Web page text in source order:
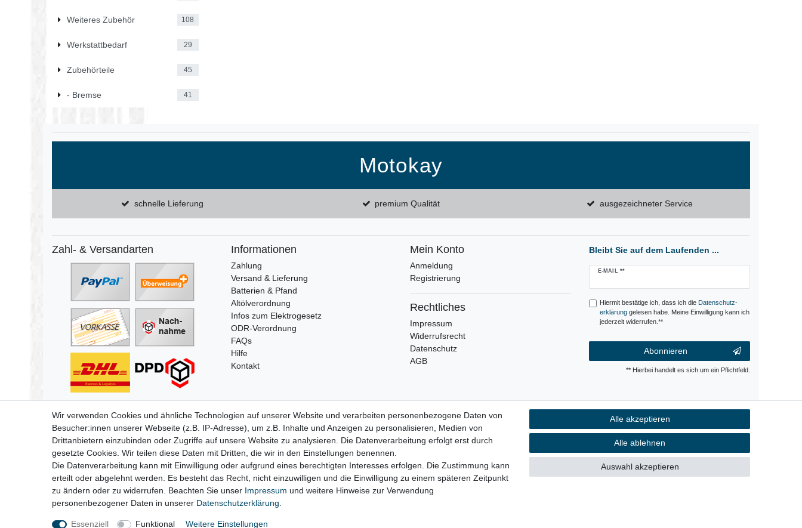
Weiteres Zubehör 108
Werkstattbedarf 29
Zubehörteile 45
- Bremse 41
Motokay
schnelle Lieferung premium Qualität ausgezeichneter Service
Zahl- & Versandarten Informationen
Zahlung
Versand & Lieferung
Batterien & Pfand
Altölverordnung
Infos zum Elektrogesetz
ODR-Verordnung
FAQs
Hilfe
Kontakt
Mein Konto
Anmeldung
Registrierung
Rechtliches
Impressum
Widerrufsrecht
Datenschutz
AGB
Bleibt Sie auf dem Laufenden ...
E-MAIL **
Newsletter
Hiermit bestätige ich, dass ich die Daten­schutz­
erklärunggelesen habe. Meine Einwilligung kann ich
jederzeit widerrufen.**
Abonnieren
** Hierbei handelt es sich um ein Pflichtfeld.
Impressum Daten­schutz­erklärung AGB Widerrufs­recht Vertrag widerrufen
Wir verwenden Cookies und ähnliche Technologien auf unserer Website und verarbeiten personenbezogene Daten von
Besucher:innen unserer Webseite (z.B. IP-Adresse), um z.B. Inhalte und Anzeigen zu personalisieren, Medien von
Drittanbietern einzubinden oder Zugriffe auf unsere Website zu analysieren. Die Datenverarbeitung erfolgt erst durch
gesetzte Cookies. Wir teilen diese Daten mit Dritten, die wir in den Einstellungen benennen.
Die Datenverarbeitung kann mit Einwilligung oder aufgrund eines berechtigten Interesses erfolgen. Die Zustimmung kann
erteilt oder abgelehnt werden. Es besteht das Recht, nicht einzuwilligen und die Einwilligung zu einem späteren Zeitpunkt
zu ändern oder zu widerrufen. Beachten Sie unser Impressum und weitere Hinweise zur Verwendung
personenbezogener Daten in unserer Daten­schutz­erklärung
Essenziell Funktional Weitere Einstellungen
Alle akzeptieren
Alle ablehnen
Auswahl akzeptieren